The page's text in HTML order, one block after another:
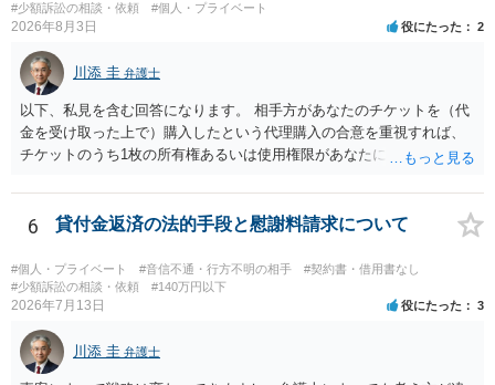
#少額訴訟の相談・依頼 #個人・プライベート
2026年8月3日 役にたった 2
川添 圭 弁護士
以下、私見を含む回答になります。 相手方があなたのチケットを（代
金を受け取った上で）購入したという代理購入の合意を重視すれば、
チケットのうち1枚の所有権あるいは使用権限があなたにあり、チケッ
す。 一方、このチケット購入には「相手方と一緒に行く」という合意
も付随していたことを無視することができません。こちらを重視すれ
重大な障害が発生しており、当然にチケットを引き渡すべきといえる
かは微妙であり、むしろ返金すべきとするのが当事者の合理的意思に
合致するのではないか、という判断に傾くことになると思います。 例
えば、当該チケットが座席指定である場合、交際を解消した2人が当日
隣り合わせになることは避けたいという心理が働くことも無理からぬ
ところです。一方、チケットがエリア指定のアリーナ席であれば隣り
6 貸付金返済の法的手段と慰謝料請求について
#個人・プライベート #音信不通・行方不明の相手
#契約書・借用書なし
#少額訴訟の相談・依頼
#140万円以下
2026年7月13日 役にたった 3
川添 圭 弁護士